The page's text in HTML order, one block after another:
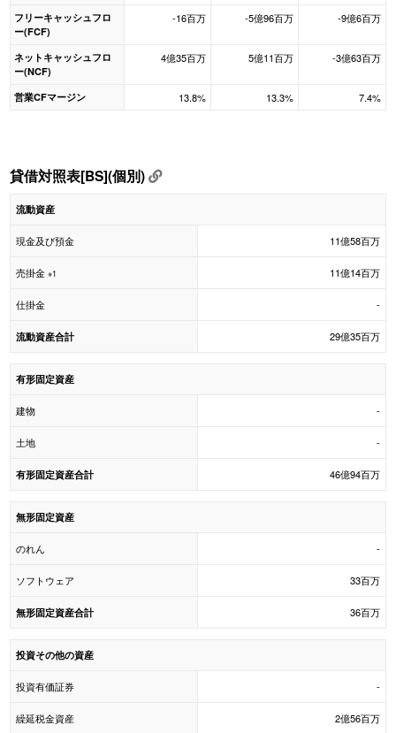
フリーキャッシュフロ
ー(FCF)
-16百万 -5億96百万 -9億6百万
ネットキャッシュフロ
ー(NCF)
4億35百万 5億11百万 -3億63百万
営業CFマージン 13.8% 13.3% 7.4%
貸借対照表[BS](個別)
流動資産
現金及び預金 11億58百万
売掛金 ※1 11億14百万
仕掛金 -
流動資産合計 29億35百万
有形固定資産
建物 -
土地 -
有形固定資産合計 46億94百万
無形固定資産
のれん -
ソフトウェア 33百万
無形固定資産合計 36百万
投資その他の資産
投資有価証券 -
繰延税金資産 2億56百万